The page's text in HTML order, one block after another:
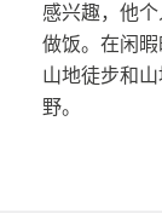
感兴趣，他
做饭。在闲
山地徒步和
野。